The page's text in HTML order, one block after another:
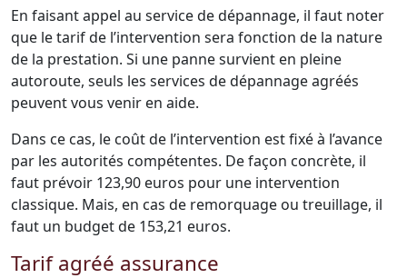
En faisant appel au service de dépannage, il faut noter
que le tarif de l’intervention sera fonction de la nature
de la prestation. Si une panne survient en pleine
autoroute, seuls les services de dépannage agréés
peuvent vous venir en aide.
Dans ce cas, le coût de l’intervention est fixé à l’avance
par les autorités compétentes. De façon concrète, il
faut prévoir 123,90 euros pour une intervention
classique. Mais, en cas de remorquage ou treuillage, il
faut un budget de 153,21 euros.
Tarif agréé assurance